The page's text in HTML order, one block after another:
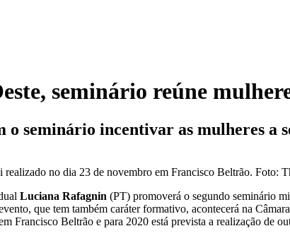
seminário reúne
seminário incentivar as mulheres a
no dia 23 de novembro em Francisco Beltrão. Foto:
Luciana Rafagnin (PT) promoverá o segundo seminário
que tem também caráter formativo, acontecerá na
Francisco Beltrão e para 2020 está prevista a realização de